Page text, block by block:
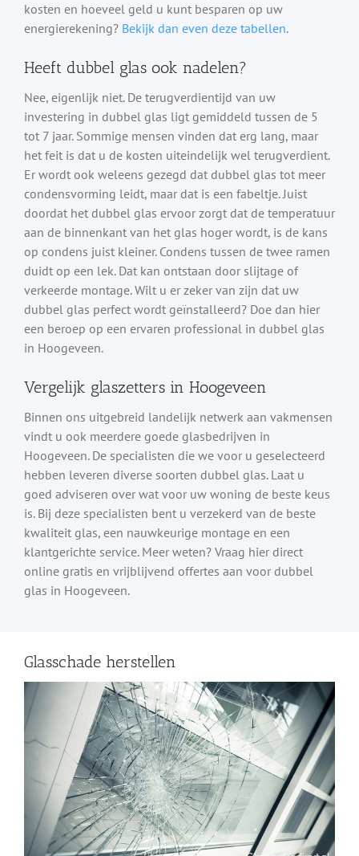
kosten en hoeveel geld u kunt besparen op uw
energierekening? Bekijk dan even deze tabellen.
Heeft dubbel glas ook nadelen?
Nee, eigenlijk niet. De terugverdientijd van uw
investering in dubbel glas ligt gemiddeld tussen de 5
tot 7 jaar. Sommige mensen vinden dat erg lang, maar
het feit is dat u de kosten uiteindelijk wel terugverdient.
Er wordt ook weleens gezegd dat dubbel glas tot meer
condensvorming leidt, maar dat is een fabeltje. Juist
doordat het dubbel glas ervoor zorgt dat de temperatuur
aan de binnenkant van het glas hoger wordt, is de kans
op condens juist kleiner. Condens tussen de twee ramen
duidt op een lek. Dat kan ontstaan door slijtage of
verkeerde montage. Wilt u er zeker van zijn dat uw
dubbel glas perfect wordt geïnstalleerd? Doe dan hier
een beroep op een ervaren professional in dubbel glas
in Hoogeveen.
Vergelijk glaszetters in Hoogeveen
Binnen ons uitgebreid landelijk netwerk aan vakmensen
vindt u ook meerdere goede glasbedrijven in
Hoogeveen. De specialisten die we voor u geselecteerd
hebben leveren diverse soorten dubbel glas. Laat u
goed adviseren over wat voor uw woning de beste keus
is. Bij deze specialisten bent u verzekerd van de beste
kwaliteit glas, een nauwkeurige montage en een
klantgerichte service. Meer weten? Vraag hier direct
online gratis en vrijblijvend offertes aan voor dubbel
glas in Hoogeveen.
Glasschade herstellen